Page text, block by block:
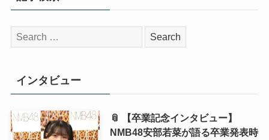
検
索:
インタビュー
📎 【卒業記念インタビュー】
NMB48安部若菜が語る卒業発表時